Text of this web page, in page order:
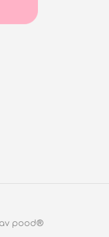
pood®